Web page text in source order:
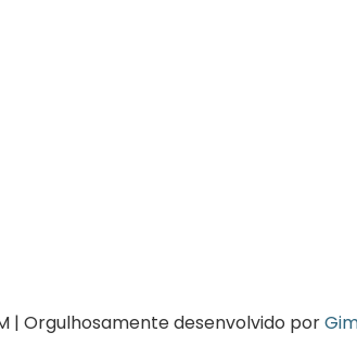
| Orgulhosamente desenvolvido por